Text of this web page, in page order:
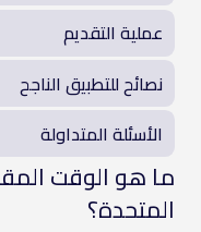
عملية التقديم
نصائح للتطبيق الناجح
الأسئلة المتداولة
ما هو الوقت
المتحدة؟